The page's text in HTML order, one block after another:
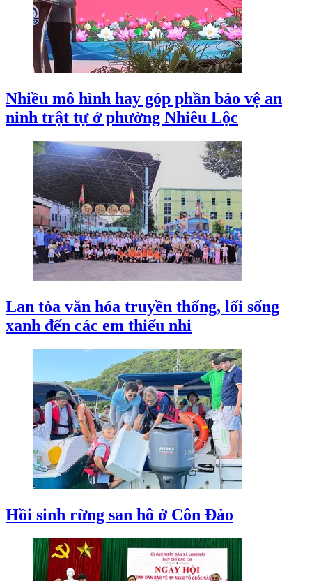
Nhiều mô hình hay góp phần bảo vệ an
ninh trật tự ở phường Nhiêu Lộc
Lan tỏa văn hóa truyền thống, lối sống
xanh đến các em thiếu nhi
Hồi sinh rừng san hô ở Côn Đảo